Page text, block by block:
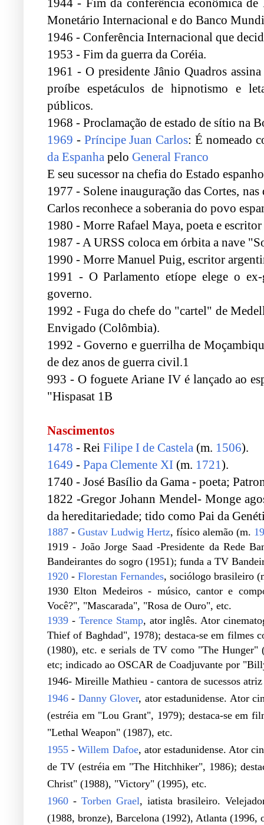
Monetário Internacional e do Banco
1946 - Conferência Internacional que
1953 - Fim da guerra da Coréia.
1961 - O presidente Jânio Quadros
proíbe espetáculos de hipnotismo e
públicos.
1968 - Proclamação de estado de sítio na
1969 - Príncipe Juan Carlos: É nomeado
da Espanha pelo General Franco
E seu sucessor na chefia do Estado
1977 - Solene inauguração das Cortes, nas
Carlos reconhece a soberania do povo
1980 - Morre Rafael Maya, poeta e
1987 - A URSS coloca em órbita a nave
1990 - Morre Manuel Puig, escritor
1991 - O Parlamento etíope elege o
governo.
1992 - Fuga do chefe do "cartel" de
Envigado (Colômbia).
1992 - Governo e guerrilha de
de dez anos de guerra civil.1
993 - O foguete Ariane IV é lançado ao
"Hispasat 1B
Nascimentos
1478 - Rei Filipe I de Castela (m. 1506).
1649 - Papa Clemente XI (m. 1721).
1740 - José Basílio da Gama - poeta;
1822 -Gregor Johann Mendel- Monge
da hereditariedade; tido como Pai da
1887 - Gustav Ludwig Hertz, físico alemão (m.
1919 - João Jorge Saad -Presidente da Rede
Bandeirantes do sogro (1951); funda a TV
1920 - Florestan Fernandes, sociólogo brasileiro
1930 Elton Medeiros - músico, cantor e
Você?", "Mascarada", "Rosa de Ouro", etc.
1939 - Terence Stamp, ator inglês. Ator
Thief of Baghdad", 1978); destaca-se em
(1980), etc. e serials de TV como "The
etc; indicado ao OSCAR de Coadjuvante por
1946- Mireille Mathieu - cantora de sucessos
1946 - Danny Glover, ator estadunidense. Ator
(estréia em "Lou Grant", 1979); destaca-se em
"Lethal Weapon" (1987), etc.
1955 -Willem Dafoe, ator estadunidense. Ator
de TV (estréia em "The Hitchhiker", 1986);
Christ" (1988), "Victory" (1995), etc.
1960 -Torben Grael, iatista brasileiro.
(1988, bronze), Barcelona (1992), Atlanta (1996,